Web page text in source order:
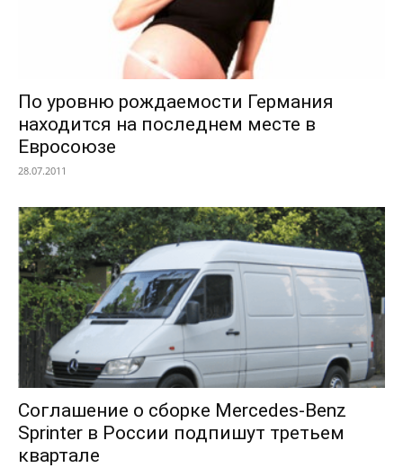
По уровню рождаемости Германия
находится на последнем месте в
Евросоюзе
28.07.2011
Соглашение о сборке Mercedes-Benz
Sprinter в России подпишут третьем
квартале